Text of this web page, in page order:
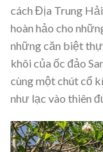
cách Địa Trung
hoàn hảo cho
những căn biệt
khôi của ốc đảo
cùng một chút cổ
như lạc vào thiên